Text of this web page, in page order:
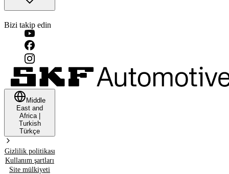
Bizi takip edin
Middle
East and
Africa|
Turkish
Türkçe
Gizlilik politikası
Kullanım şartları
Site mülkiyeti